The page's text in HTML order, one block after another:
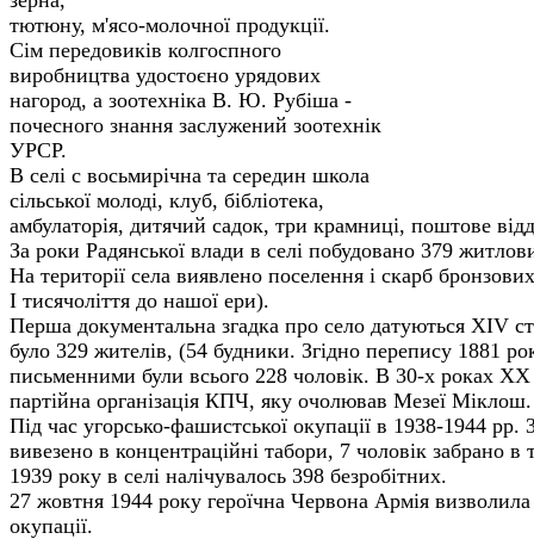
тютюну, м'ясо-молочної продукції.
Сім передовиків колгоспного
виробництва удостоєно урядових
нагород, а зоотехніка В. Ю. Рубіша -
почесного знання заслужений зоотехнік
УРСР.
В селі с восьмирічна та середин школа
сіль­ської молоді, клуб, бібліотека,
амбулаторія, дитячий садок, три крамниці, поштове
За роки Радянської влади в селі побудовано 379
На території села виявлено поселення і скарб
І тисячоліття до нашої ери).
Перша документальна згадка про село датую­ться XIV
було 329 жителів, (54 будники. Згідно перепису 1881
письменними були всього 228 чоловік. В 30-х роках XX
партійна організація КПЧ, яку очолював Мезеї Міклош.
Під час угорсько-фашистської окупації в 1938-1944 pp.
вивезено в концентраційні табори, 7 чоловік забрано в
1939 року в селі налічувалось 398 безробітних.
27 жовтня 1944 року героїчна Червона Армія
окупації.